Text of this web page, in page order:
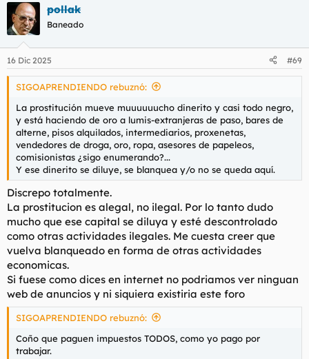
c
c
i
e
s
pollak
Baneado
16 Dic 2025 #69
SIGOAPRENDIENDO rebuznó:
La prostitución mueve muuuuuucho dinerito y casi todo negro,
y está haciendo de oro a lumis-extranjeras de paso, bares de
alterne, pisos alquilados, intermediarios, proxenetas,
vendedores de droga, oro, ropa, asesores de papeleos,
comisionistas ¿sigo enumerando?...
Y ese dinerito se diluye, se blanquea y/o no se queda aquí.
Discrepo totalmente.
La prostitucion es alegal, no ilegal. Por lo tanto dudo
mucho que ese capital se diluya y esté descontrolado
como otras actividades ilegales. Me cuesta creer que
vuelva blanqueado en forma de otras actividades
economicas.
Si fuese como dices en internet no podriamos ver ninguan
web de anuncios y ni siquiera existiria este foro
SIGOAPRENDIENDO rebuznó:
Coño que paguen impuestos TODOS, como yo pago por
trabajar.